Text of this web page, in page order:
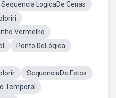
Sequencia LogicaDe Cenas
Vermelho
Ponto DeLógica
SequenciaDe Fotos
Temporal